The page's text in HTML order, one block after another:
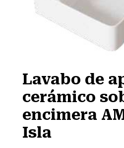
Lavabo de
cerámico
encimera
Isla